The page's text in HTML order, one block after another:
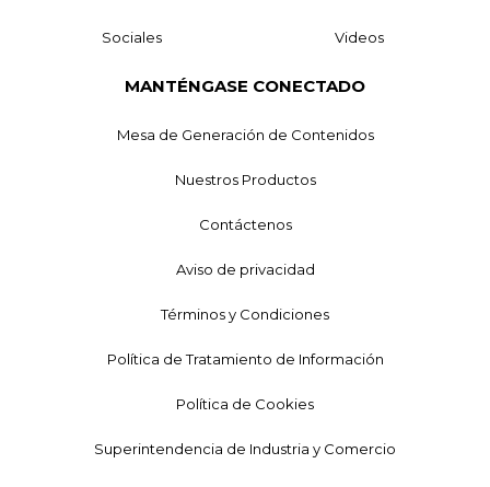
Sociales Videos
MANTÉNGASE CONECTADO
Mesa de Generación de Contenidos
Nuestros Productos
Contáctenos
Aviso de privacidad
Términos y Condiciones
Política de Tratamiento de Información
Política de Cookies
Superintendencia de Industria y Comercio